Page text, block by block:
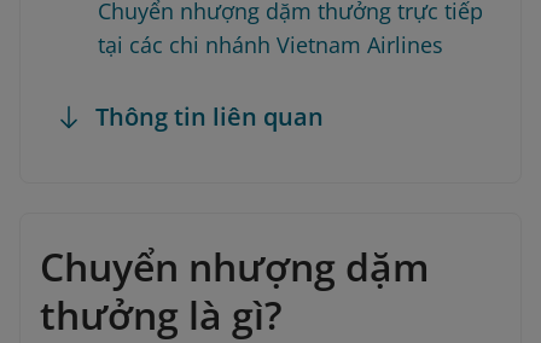
Chuyển nhượng dặm thưởng trực tiếp
tại các chi nhánh Vietnam Airlines
Thông tin liên quan
Chuyển nhượng dặm
thưởng là gì?